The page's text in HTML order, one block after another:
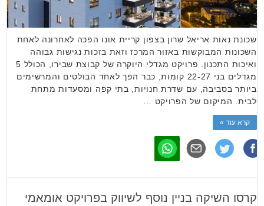
שכונת נאות אריאל שרון בצפון קריית אונו הפכה לאחרונה לאחת
השכונות המבוקשות באזור המרכז וזאת בזכות נגישות גבוהה
ואיכות התכנון. פרויקט מגדלי היוקרה של קבוצת שבירו, הכולל 5
מגדלים בני 22-27 קומות, כבר הפך לאחד הבולטים והמרשימים
ביותר בסביבה, עם שדרת חנויות, בתי קפה ומסעדות מתחת
לבית. המיקום של הפרויקט …
קרא עוד »
קרסו השיקה בניין נוסף לשיווק בפרויקט אומאמי